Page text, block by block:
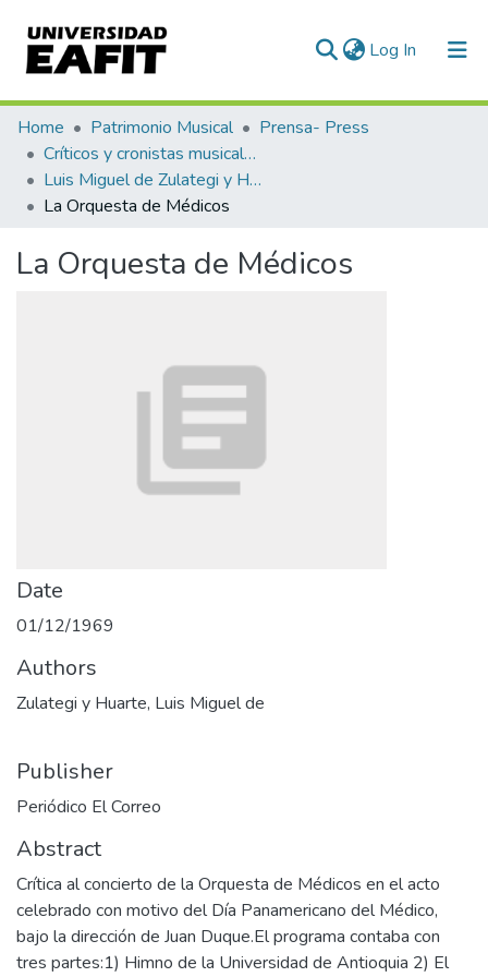
Log In (current)
Communities & Collections
All of DSpace
Statistics
Home Patrimonio Musical
Prensa- Press
Críticos y cronistas musicales
Luis Miguel de Zulategi y Huarte
La Orquesta de Médicos
La Orquesta de Médicos
Date
01/12/1969
Authors
Zulategi y Huarte, Luis Miguel de
Publisher
Periódico El Correo
Abstract
Crítica al concierto de la Orquesta de Médicos en el acto
celebrado con motivo del Día Panamericano del Médico,
bajo la dirección de Juan Duque.El programa contaba con
tres partes:1) Himno de la Universidad de Antioquia 2) El